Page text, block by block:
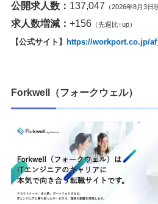
公開求人数： 137,047 （2026年8月3日
求人数増減： +156 （先週比↑up）
【公式サイト】 https://workport.co.jp/
Forkwell（フォークウェル）